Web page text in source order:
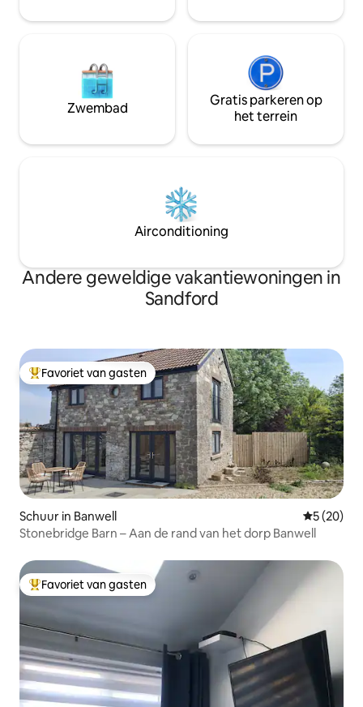
vakantie te beginnen en te beëindigen
Zwembad
Gratis parkeren op
het terrein
Airconditioning
Andere geweldige vakantiewoningen in
Sandford
Topfavoriet van gasten
Favoriet van gasten
Schuur in Banwell
5 (20)
Stonebridge Barn – Aan de rand van het dorp Banwell
Topfavoriet van gasten
Favoriet van gasten